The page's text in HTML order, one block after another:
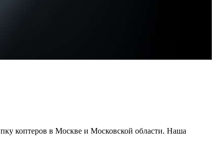
коптеров в Москве и Московской области. Наша